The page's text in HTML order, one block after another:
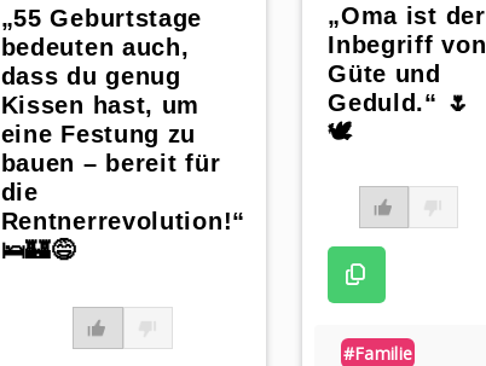
„55 Geburtstage
bedeuten auch,
dass du genug
Kissen hast, um
eine Festung zu
bauen – bereit für
die
Rentnerrevolution!“
🛌🏰😅
„Oma ist der
Inbegriff von
Güte und
Geduld.“ 🌷
🕊️
#familie